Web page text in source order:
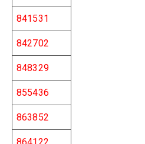
841531
842702
848329
855436
863852